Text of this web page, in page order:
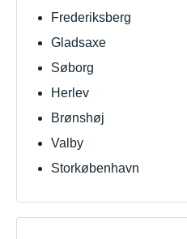
Frederiksberg
Gladsaxe
Søborg
Herlev
Brønshøj
Valby
Storkøbenhavn